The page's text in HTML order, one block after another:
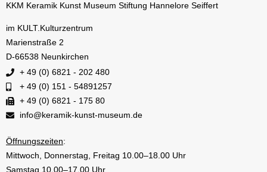
KKM Keramik Kunst Museum Stiftung Hannelore Seiffert
im KULT.Kulturzentrum
Marienstraße 2
D-66538 Neunkirchen
+ 49 (0) 6821 - 202 480
+ 49 (0) 151 - 54891257
+ 49 (0) 6821 - 175 80
info@keramik-kunst-museum.de
Öffnungszeiten:
Mittwoch, Donnerstag, Freitag 10.00–18.00 Uhr
Samstag 10.00–17.00 Uhr